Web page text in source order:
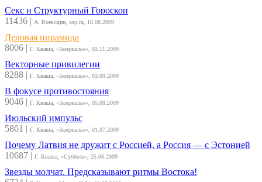
Секс и Структурный Гороскоп
11436 | А. Воеводин, xsp.ru, 18.08.2009
Деловая пирамида
8006 | Г. Кваша, «Зазеркалье», 02.11.2009
Векторные привилегии
8288 | Г. Кваша, «Зазеркалье», 03.09.2009
В фокусе противостояния
9046 | Г. Кваша, «Зазеркалье», 05.08.2009
Июльский импульс
5861 | Г. Кваша, «Зазеркалье», 01.07.2009
Почему Латвия не дружит с Россией, а Россия — с Эстонией
10687 | Г. Кваша, «Суббота», 25.06.2009
Звезды молчат. Предсказывают ритмы Востока!